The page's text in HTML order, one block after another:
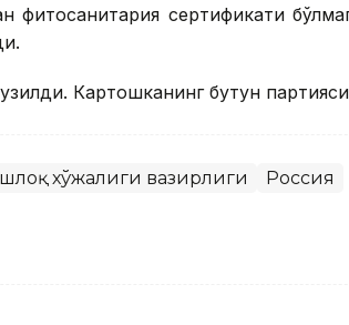
фитосанитария сертификати
Картошканинг бутун партияси
хўжалиги вазирлиги Россия